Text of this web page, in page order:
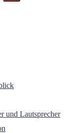
und Lautsprecher